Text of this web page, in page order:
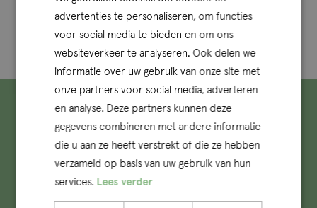
1 2
advertenties te personaliseren, om functies
voor social media te bieden en om ons
websiteverkeer te analyseren. Ook delen we
informatie over uw gebruik van onze site met
onze partners voor social media, adverteren
en analyse. Deze partners kunnen deze
gegevens combineren met andere informatie
die u aan ze heeft verstrekt of die ze hebben
verzameld op basis van uw gebruik van hun
services. Lees verder